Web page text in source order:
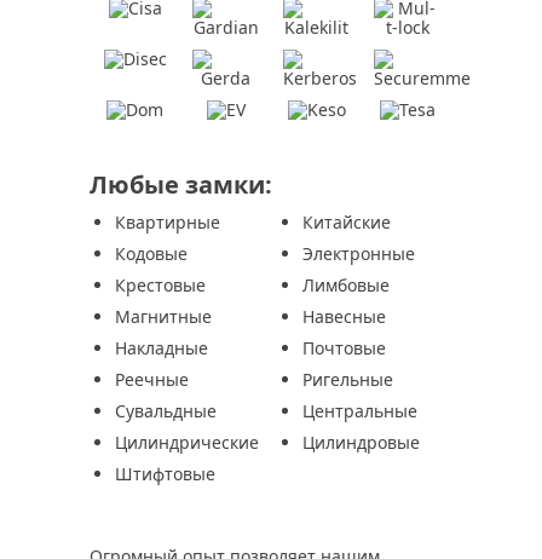
Любые замки:
Квартирные
Китайские
Кодовые
Электронные
Крестовые
Лимбовые
Магнитные
Навесные
Накладные
Почтовые
Реечные
Ригельные
Сувальдные
Центральные
Цилиндрические
Цилиндровые
Штифтовые